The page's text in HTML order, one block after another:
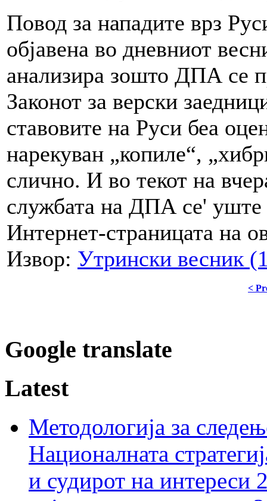
Повод за нападите врз
објавена во дневниот
анализира зошто ДПА се
Законот за верски
ставовите на Руси беа
нарекуван „копиле“,
слично. И во текот на
службата на ДПА се'
Интернет-страницата на
Извор: Утрински весник
<
Google translate
Latest
Методологија за
Националната
и судирот на интереси